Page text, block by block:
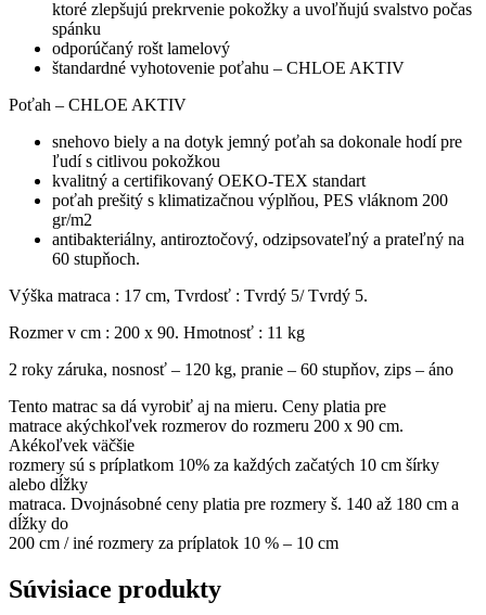
ktoré zlepšujú prekrvenie pokožky a uvoľňujú svalstvo počas
spánku
odporúčaný rošt lamelový
štandardné vyhotovenie poťahu – CHLOE AKTIV
Poťah – CHLOE AKTIV
snehovo biely a na dotyk jemný poťah sa dokonale hodí pre
ľudí s citlivou pokožkou
kvalitný a certifikovaný OEKO-TEX standart
poťah prešitý s klimatizačnou výplňou, PES vláknom 200
gr/m2
antibakteriálny, antiroztočový, odzipsovateľný a prateľný na
60 stupňoch.
Výška matraca : 17 cm, Tvrdosť : Tvrdý 5/ Tvrdý 5.
Rozmer v cm : 200 x 90. Hmotnosť : 11 kg
2 roky záruka, nosnosť – 120 kg, pranie – 60 stupňov, zips – áno
Tento matrac sa dá vyrobiť aj na mieru. Ceny platia pre
matrace akýchkoľvek rozmerov do rozmeru 200 x 90 cm.
Akékoľvek väčšie
rozmery sú s príplatkom 10% za každých začatých 10 cm šírky
alebo dĺžky
matraca. Dvojnásobné ceny platia pre rozmery š. 140 až 180 cm a
dĺžky do
200 cm / iné rozmery za príplatok 10 % – 10 cm
Súvisiace produkty